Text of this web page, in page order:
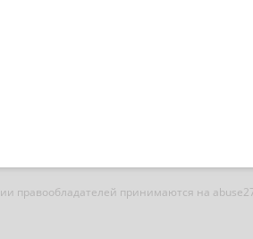
правообладателей принимаются на